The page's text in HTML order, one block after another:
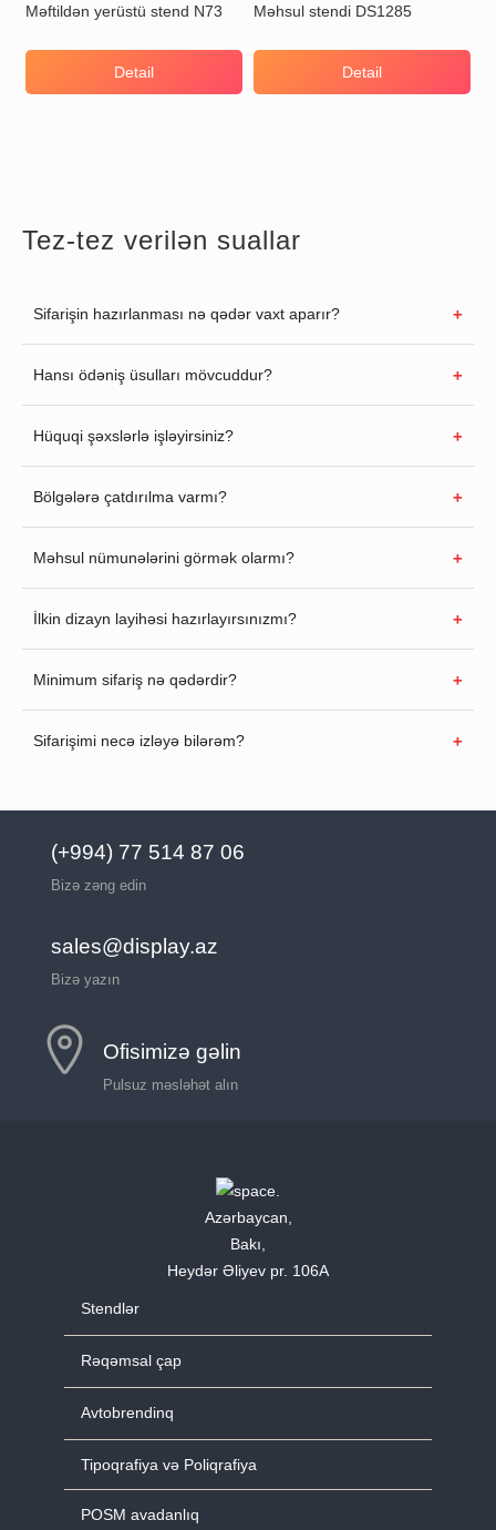
Məftildən yerüstü stend N73
Detail
Məhsul stendi DS1285
Detail
Tez-tez verilən suallar
Sifarişin hazırlanması nə qədər vaxt aparır?
Hansı ödəniş üsulları mövcuddur?
Hüquqi şəxslərlə işləyirsiniz?
Bölgələrə çatdırılma varmı?
Məhsul nümunələrini görmək olarmı?
İlkin dizayn layihəsi hazırlayırsınızmı?
Minimum sifariş nə qədərdir?
Sifarişimi necə izləyə bilərəm?
(+994) 77 514 87 06
Bizə zəng edin
sales@display.az
Bizə yazın
Ofisimizə gəlin
Pulsuz məsləhət alın
Azərbaycan,
Bakı,
Heydər Əliyev pr. 106A
Stendlər
Rəqəmsal çap
Avtobrendinq
Tipoqrafiya və Poliqrafiya
POSM avadanlıq